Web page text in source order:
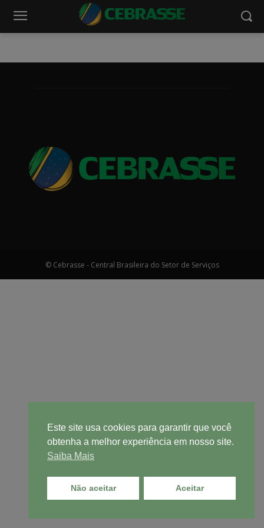
© Cebrasse - Central Brasileira do Setor de Serviços
Este site usa cookies para garantir que você
obtenha a melhor experiência em nosso site.
Saiba Mais
Não aceitar Aceitar